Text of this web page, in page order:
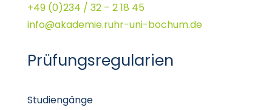
+49 (0)234 / 32 – 2 18 45
info@akademie.ruhr-uni-bochum.de
Prüfungsregularien
Studiengänge